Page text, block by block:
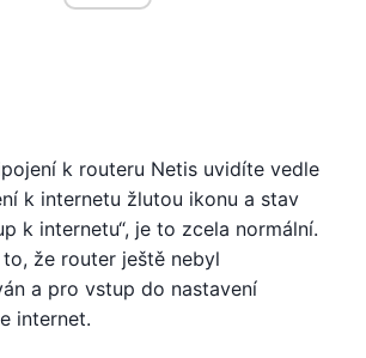
k routeru Netis uvidíte vedle
k internetu žlutou ikonu a stav
k internetu“, je to zcela normální.
že router ještě nebyl
a pro vstup do nastavení
internet.